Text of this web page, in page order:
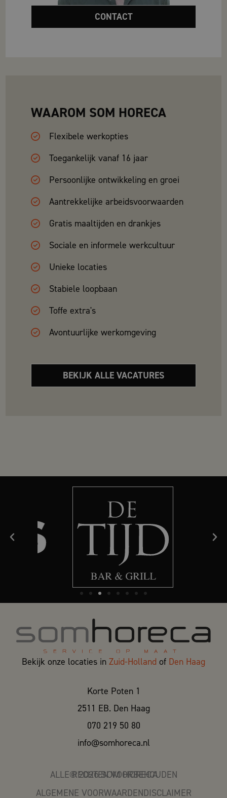
CONTACT
WAAROM SOM HORECA
Flexibele werkopties
Toegankelijk vanaf 16 jaar
Persoonlijke ontwikkeling en groei
Aantrekkelijke arbeidsvoorwaarden
Gratis maaltijden en drankjes
Sociale en informele werkcultuur
Unieke locaties
Stabiele loopbaan
Toffe extra's
Avontuurlijke werkomgeving
BEKIJK ALLE VACATURES
Bekijk onze locaties in Zuid-Holland of Den Haag
Korte Poten 1
2511 EB. Den Haag
070 219 50 80
info@somhoreca.nl
©2026SOM HORECA
ALLE RECHTEN VOORBEHOUDEN
ALGEMENE VOORWAARDENDISCLAIMER